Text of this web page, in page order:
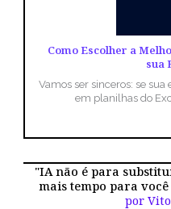
Como Escolher a
sua
Vamos ser sinceros: se
em planilhas do
"IA não é para
mais tempo para
por